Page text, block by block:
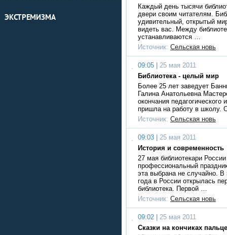
ЭКСТРЕМИЗМА
Каждый день тысячи
двери своим читателям.
удивительный, открытый
видеть вас. Между
устанавливаются …
Источник: Сельская новь
09:05 |
25 мая 2011
Библиотека - целый мир
Более 25 лет заведует
Галина Анатольевна
окончания педагогического
пришла на работу в школу.
Источник: Сельская новь
09:03 |
25 мая 2011
История и современность
27 мая библиотекари
профессиональный
эта выбрана не случайно. В
года в России открылась
библиотека. Первой …
Источник: Сельская новь
09:02 |
25 мая 2011
Сказки на кончиках